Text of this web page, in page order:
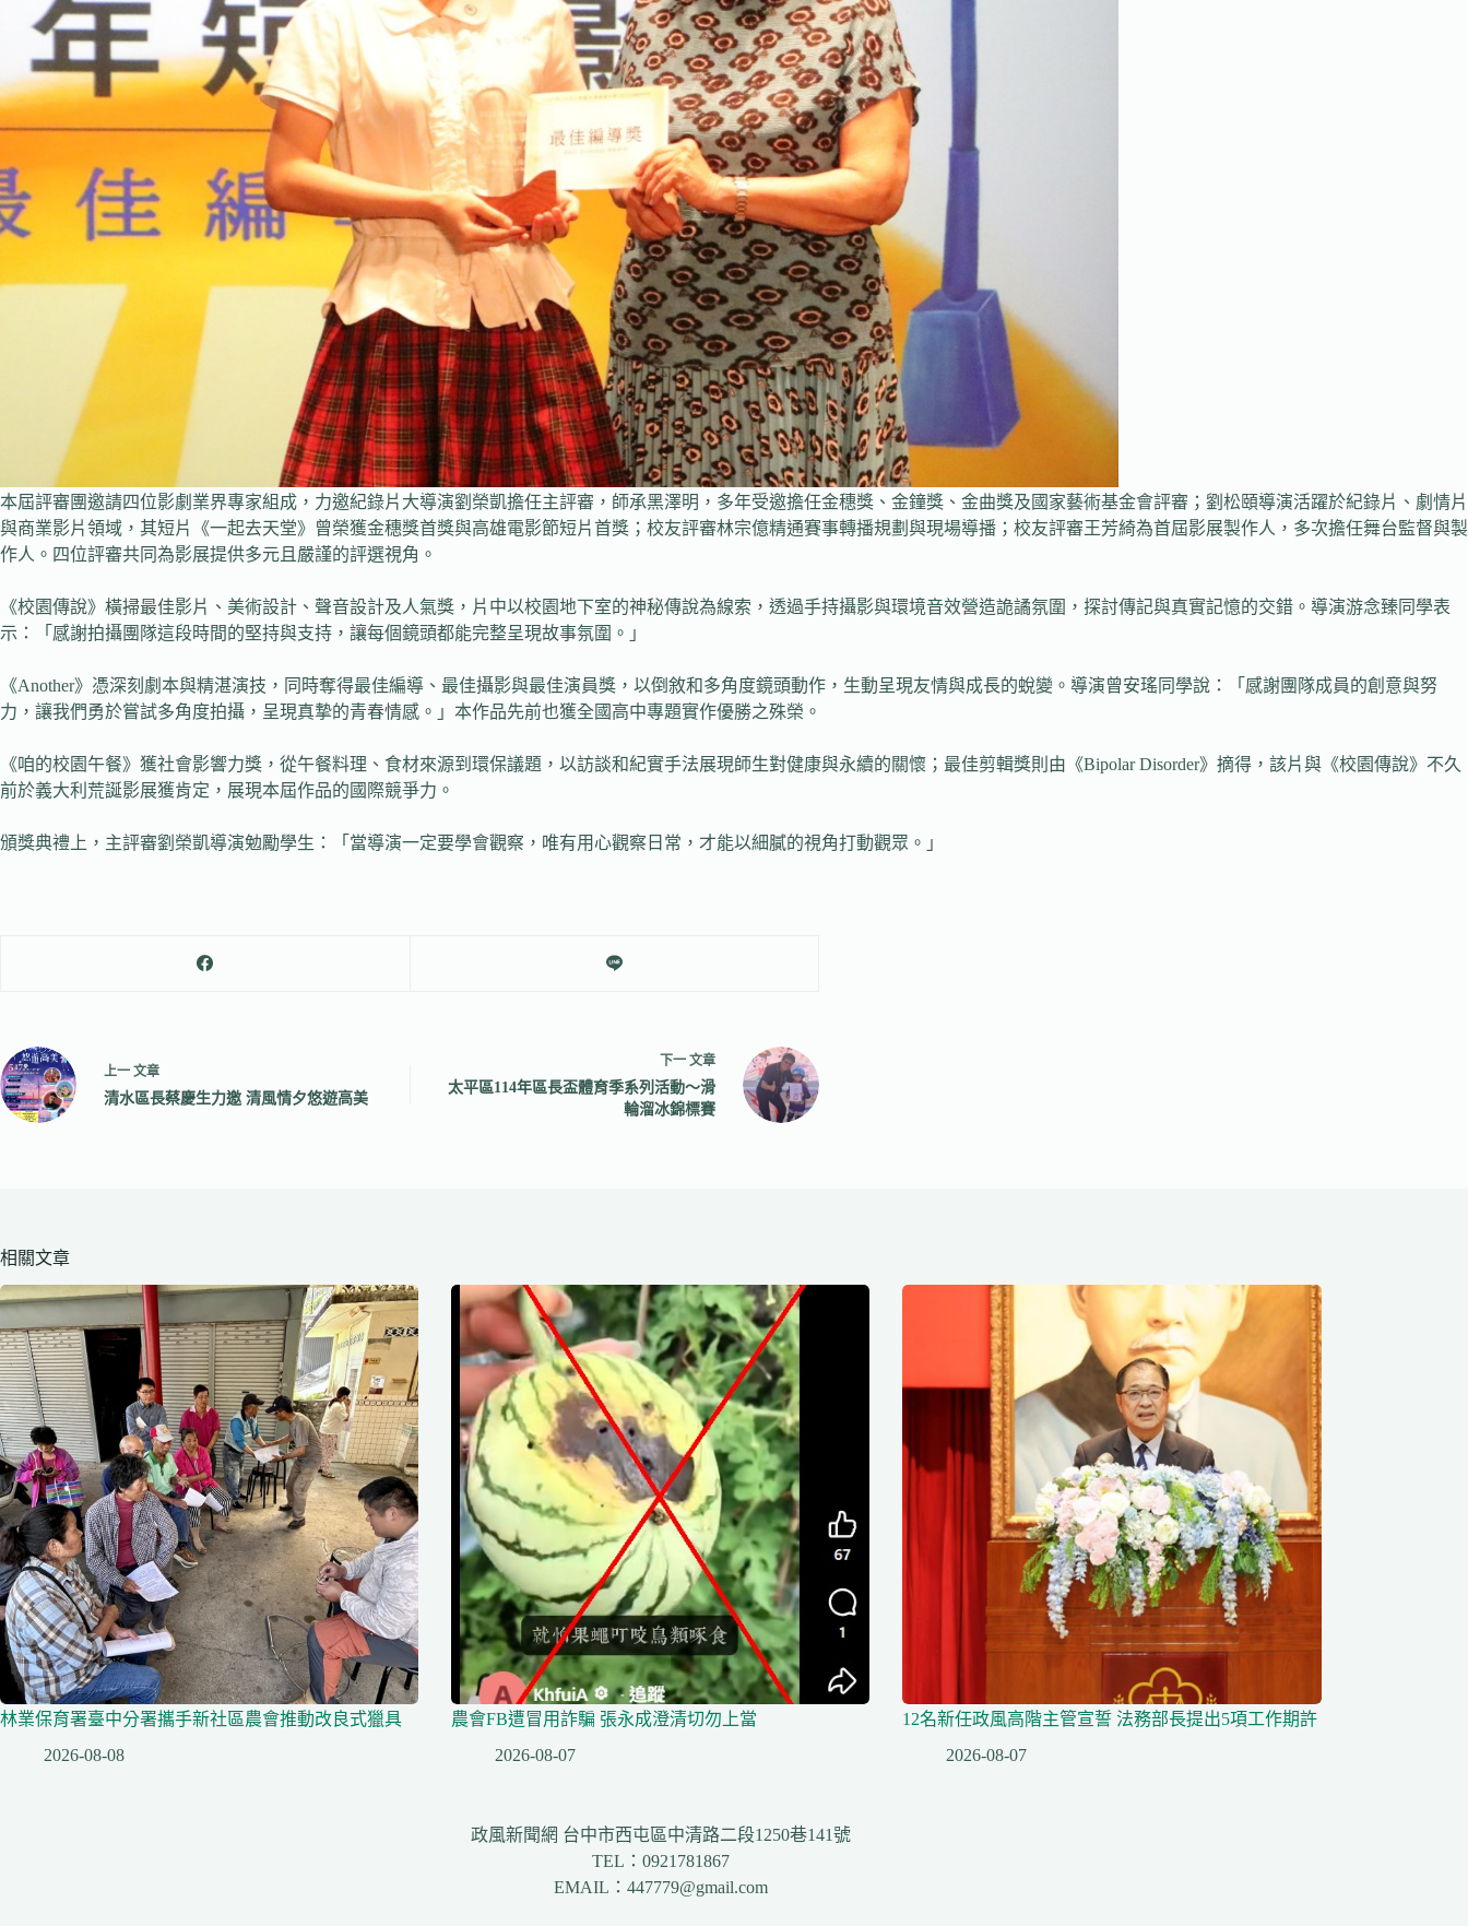
本屆評審團邀請四位影劇業界專家組成，力邀紀錄片大導演劉榮凱擔任主評審，師承黑澤明，多年受邀擔任金穗獎、金鐘獎、金曲獎及國家藝術基金會評審；劉松頤導演活躍於紀錄片、劇情片
與商業影片領域，其短片《一起去天堂》曾榮獲金穗獎首獎與高雄電影節短片首獎；校友評審林宗億精通賽事轉播規劃與現場導播；校友評審王芳綺為首屆影展製作人，多次擔任舞台監督與製
作人。四位評審共同為影展提供多元且嚴謹的評選視角。
《校園傳說》橫掃最佳影片、美術設計、聲音設計及人氣獎，片中以校園地下室的神秘傳說為線索，透過手持攝影與環境音效營造詭譎氛圍，探討傳記與真實記憶的交錯。導演游念臻同學表
示：「感謝拍攝團隊這段時間的堅持與支持，讓每個鏡頭都能完整呈現故事氛圍。」
《Another》憑深刻劇本與精湛演技，同時奪得最佳編導、最佳攝影與最佳演員獎，以倒敘和多角度鏡頭動作，生動呈現友情與成長的蛻變。導演曾安瑤同學說：「感謝團隊成員的創意與努
力，讓我們勇於嘗試多角度拍攝，呈現真摯的青春情感。」本作品先前也獲全國高中專題實作優勝之殊榮。
《咱的校園午餐》獲社會影響力獎，從午餐料理、食材來源到環保議題，以訪談和紀實手法展現師生對健康與永續的關懷；最佳剪輯獎則由《Bipolar Disorder》摘得，該片與《校園傳說》不久
前於義大利荒誕影展獲肯定，展現本屆作品的國際競爭力。
頒獎典禮上，主評審劉榮凱導演勉勵學生：「當導演一定要學會觀察，唯有用心觀察日常，才能以細膩的視角打動觀眾。」
上一 文章
清水區長蔡慶生力邀 清風情夕悠遊高美
下一 文章
太平區114年區長盃體育季系列活動～滑
輪溜冰錦標賽
相關文章
林業保育署臺中分署攜手新社區農會推動改良式獵具
2026-08-08
農會FB遭冒用詐騙 張永成澄清切勿上當
2026-08-07
12名新任政風高階主管宣誓 法務部長提出5項工作期許
2026-08-07
政風新聞網 台中市西屯區中清路二段1250巷141號
TEL：0921781867
EMAIL：447779@gmail.com